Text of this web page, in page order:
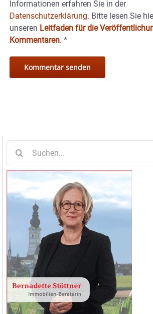
Informationen erfahren Sie in der
Datenschutzerklärung. Bitte lesen Sie
unseren Leitfaden für die
Kommentaren. *
nach: